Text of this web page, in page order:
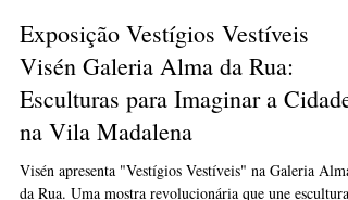
11 de jul.
Exposição Vestígios Vestíveis
Visén Galeria Alma da Rua:
Esculturas para Imaginar a Cidade
na Vila Madalena